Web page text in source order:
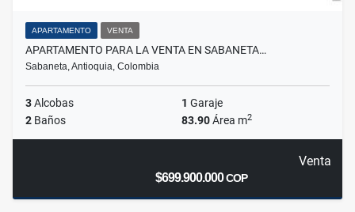
APARTAMENTO VENTA
APARTAMENTO PARA LA VENTA EN SABANETA…
Sabaneta, Antioquia, Colombia
3Alcobas 1 Garaje
2 Baños 83.90Área m2
Venta
$699.900.000COP